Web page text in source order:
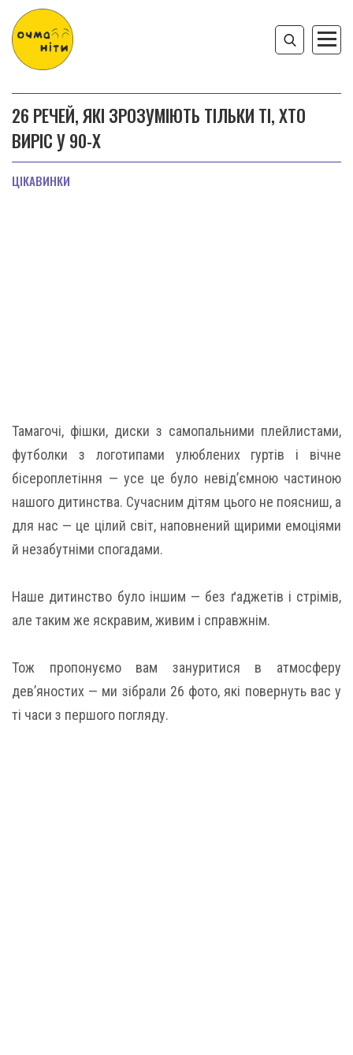
26 РЕЧЕЙ, ЯКІ ЗРОЗУМІЮТЬ ТІЛЬКИ ТІ, ХТО
ВИРІС У 90-Х
ЦІКАВИНКИ
Тамагочі, фішки, диски з самопальними плейлистами,
футболки з логотипами улюблених гуртів і вічне
бісероплетіння — усе це було невід’ємною частиною
нашого дитинства. Сучасним дітям цього не поясниш, а
для нас — це цілий світ, наповнений щирими емоціями
й незабутніми спогадами.
Наше дитинство було іншим — без ґаджетів і стрімів,
але таким же яскравим, живим і справжнім.
Тож пропонуємо вам зануритися в атмосферу
дев’яностих — ми зібрали 26 фото, які повернуть вас у
ті часи з першого погляду.